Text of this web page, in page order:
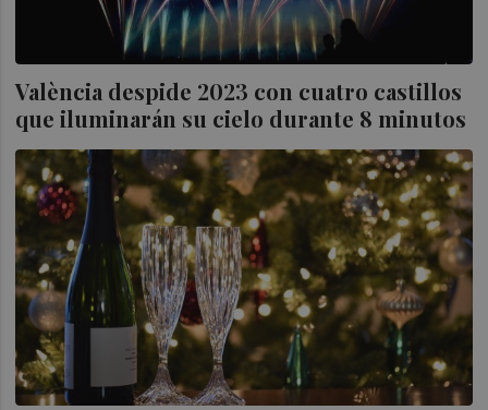
València despide 2023 con cuatro castillos
que iluminarán su cielo durante 8 minutos